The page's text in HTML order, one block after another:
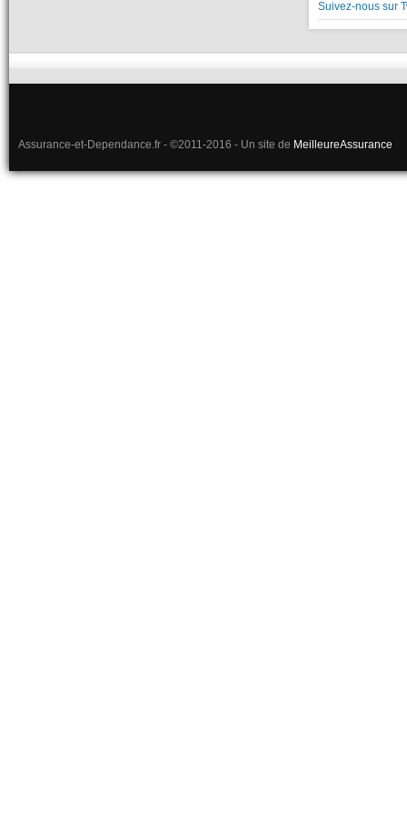
Suivez-nous sur
Assurance-et-Dependance.fr - ©2011-2016 - Un site de MeilleureAssurance